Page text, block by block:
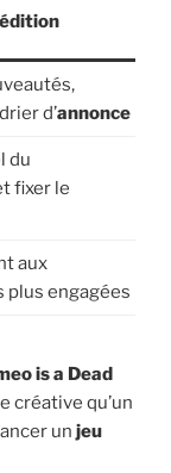
d’annonce
du
fixer le
aux
plus engagées
is a Dead
créative qu’un
un jeu